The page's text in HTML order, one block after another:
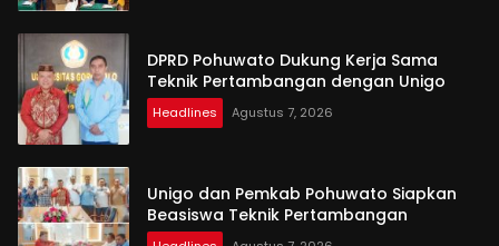
DPRD Pohuwato Dukung Kerja Sama
Teknik Pertambangan dengan Unigo
Headlines Agustus 7, 2026
Unigo dan Pemkab Pohuwato Siapkan
Beasiswa Teknik Pertambangan